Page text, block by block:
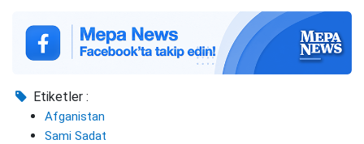
Etiketler :
Afganistan
Sami Sadat